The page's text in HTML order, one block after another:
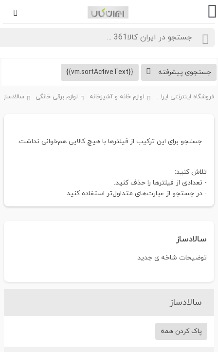
جستجوی پیشرفته
فروشگاه اینترنتی ایران کالا361 لوازم خانه و آشپزخانه لوازم برقی خانگی سالادساز
جستجو برای این ترکیب از فیلترها با هیچ کالایی هم‌خوانی نداشت.
تلاش کنید:
- تعدادی از فیلترها را حذف کنید.
- در جستجو از عبارت‌های متداول‌تر استفاده کنید.
سالادساز
توضیحات شاخه ی جدید
سالادساز
پاک کردن همه